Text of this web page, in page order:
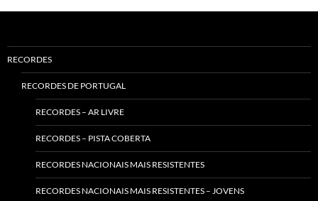
RECORDES
RECORDES DE PORTUGAL
RECORDES – AR LIVRE
RECORDES – PISTA COBERTA
RECORDES NACIONAIS MAIS RESISTENTES
RECORDES NACIONAIS MAIS RESISTENTES – JOVENS